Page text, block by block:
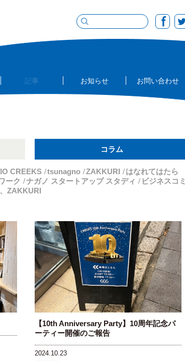
記事 お知らせ お問い合わせ
コラム
CREEKS tsunagno ZAKKURI
はなれてはたら
ーク ナガノ スタートアップ スタディ
ビジネスコミ
ZAKKURI
【10th Anniversary Party】10周年記念パ
ーティー開催のご報告
2024.10.23